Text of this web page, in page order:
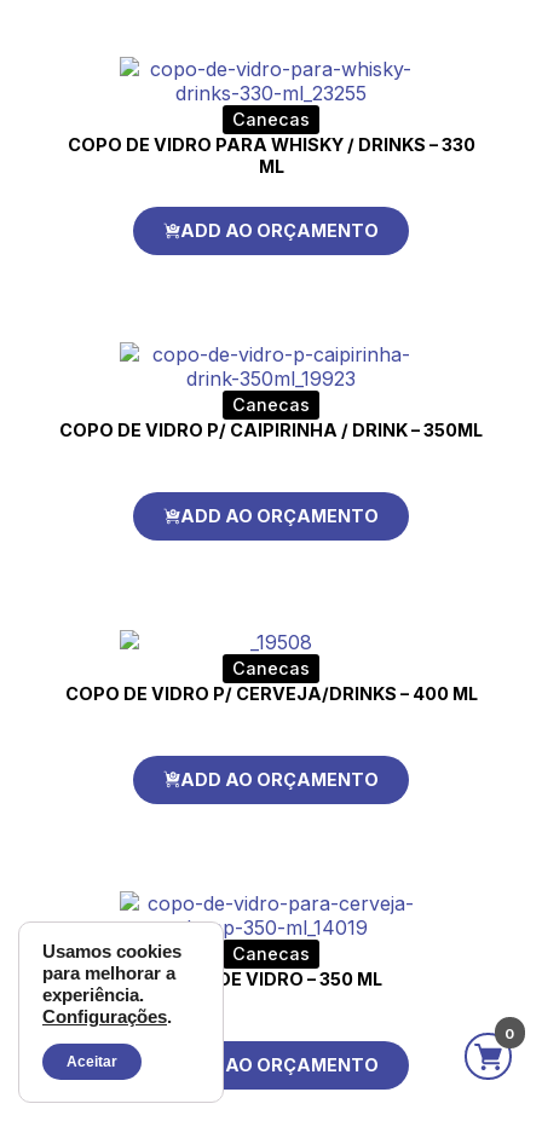
Canecas
COPO DE VIDRO PARA WHISKY / DRINKS – 330
ML
ADD AO ORÇAMENTO
Canecas
COPO DE VIDRO P/ CAIPIRINHA / DRINK – 350ML
ADD AO ORÇAMENTO
Canecas
COPO DE VIDRO P/ CERVEJA/DRINKS – 400 ML
ADD AO ORÇAMENTO
Canecas
COPO DE VIDRO – 350 ML
ADD AO ORÇAMENTO
0
Usamos cookies
para melhorar a
experiência.
Configurações.
Aceitar